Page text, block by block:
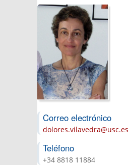
Correo electrónico
dolores.vilavedra@usc.es
Teléfono
+34 8818 11884